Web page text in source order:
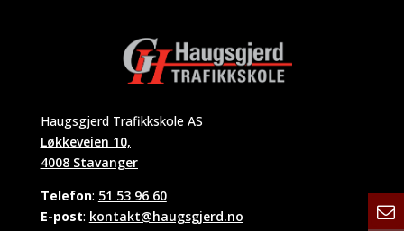
Haugsgjerd Trafikkskole AS
Løkkeveien 10,
4008 Stavanger
Telefon: 51 53 96 60
E-post: kontakt@haugsgjerd.no